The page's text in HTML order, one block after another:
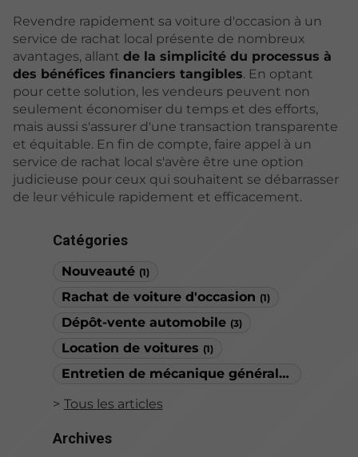
Catégories
Nouveauté (1)
Rachat de voiture d'occasion (1)
Dépôt-vente automobile (3)
Location de voitures (1)
Entretien de mécanique générale
Tous les articles
Archives
Revendre rapidement sa voiture d'occasion à un
service de rachat local présente de nombreux
avantages, allant de la simplicité du processus à
des bénéfices financiers tangibles. En optant
pour cette solution, les vendeurs peuvent non
seulement économiser du temps et des efforts,
mais aussi s'assurer d'une transaction transparente
et équitable. En fin de compte, faire appel à un
service de rachat local s'avère être une option
judicieuse pour ceux qui souhaitent se débarrasser
de leur véhicule rapidement et efficacement.